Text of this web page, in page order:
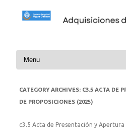
Skip to content
CATEGORY ARCHIVES: C3.5 ACTA DE
DE PROPOSICIONES (2025)
c3.5 Acta de Presentación y